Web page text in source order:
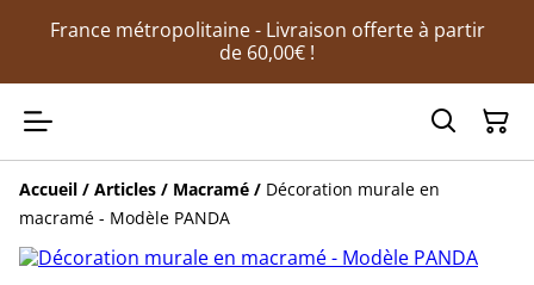
France métropolitaine - Livraison offerte à partir
de 60,00€ !
Accueil / Articles / Macramé / Décoration murale en
macramé - Modèle PANDA